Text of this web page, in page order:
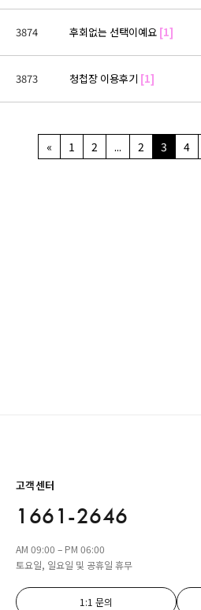
3874 후회없는 선택이예요 [1]
3873 청첩장 이용후기 [1]
« 1 2 ... 2 3 4
고객센터
1661-2646
AM 09:00 – PM 06:00
토요일, 일요일 및 공휴일 휴무
1:1 문의